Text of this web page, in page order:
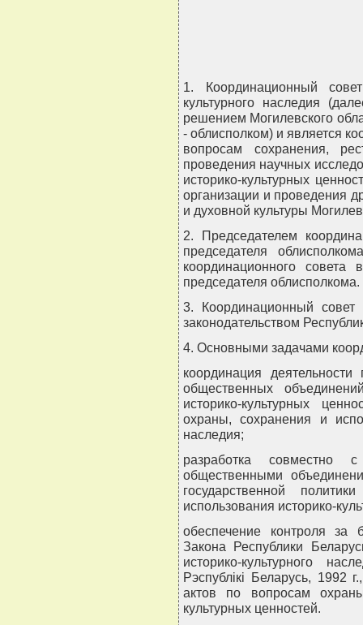
1. Координационный
культурного наследия
решением Могилевского
- облисполком) и является
вопросам сохранения,
проведения научных
историко-культурных
организации и проведения
и духовной культуры
2. Председателем
председателя
координационного совета
председателя облисполкома.
3. Координационный совет
законодательством
4. Основными задачами
координация деятельности
общественных
историко-культурных
охраны, сохранения и
наследия;
разработка совместно с
общественными
государственной
использования историко-
обеспечение контроля за
Закона Республики
историко-культурного
Рэспублiкi Беларусь, 1992
актов по вопросам
культурных ценностей.